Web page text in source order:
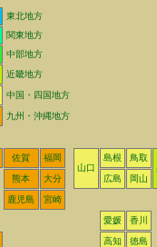
東北地方
関東地方
中部地方
近畿地方
中国・四国地方
九州・沖縄地方
佐賀
福岡
山口
島根
鳥取
熊本
大分 広島 岡山
鹿児島 宮崎
愛媛 香川
高知 徳島